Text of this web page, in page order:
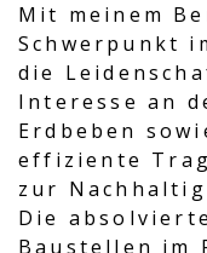
Mit meinem
Schwerpunkt
die
Interesse an
Erdbeben
effiziente
zur
Die
Baustellen im